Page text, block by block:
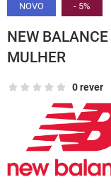
NOVO - 5%
NEW
MULHER
0 rever